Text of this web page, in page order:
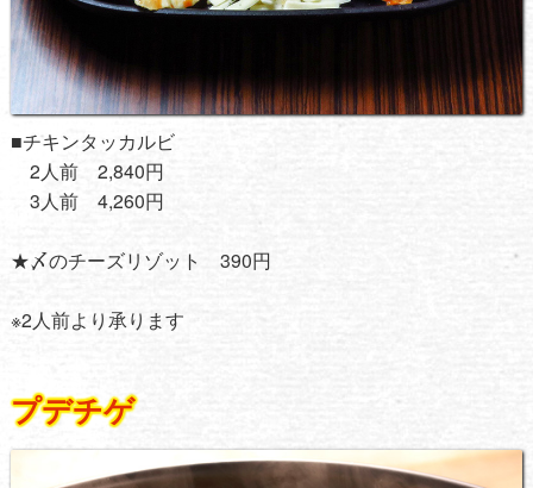
■チキンタッカルビ
2人前 2,840円
3人前 4,260円
★〆のチーズリゾット 390円
※2人前より承ります
プデチゲ